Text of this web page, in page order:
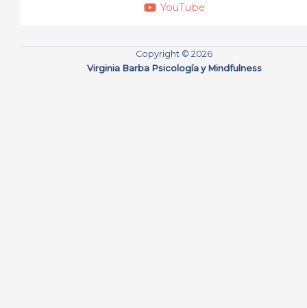
YouTube
Copyright © 2026
Virginia Barba Psicología y Mindfulness